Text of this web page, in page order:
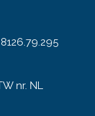
nr. NL